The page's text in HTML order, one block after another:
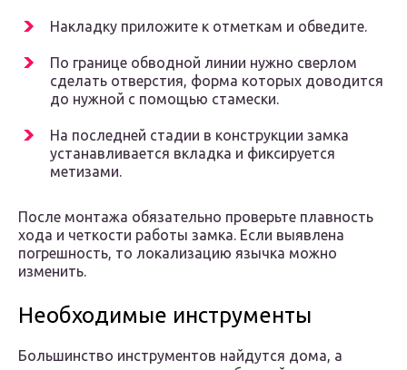
Накладку приложите к отметкам и обведите.
По границе обводной линии нужно сверлом
сделать отверстия, форма которых доводится
до нужной с помощью стамески.
На последней стадии в конструкции замка
устанавливается вкладка и фиксируется
метизами.
После монтажа обязательно проверьте плавность
хода и четкости работы замка. Если выявлена
погрешность, то локализацию язычка можно
изменить.
Необходимые инструменты
Большинство инструментов найдутся дома, а